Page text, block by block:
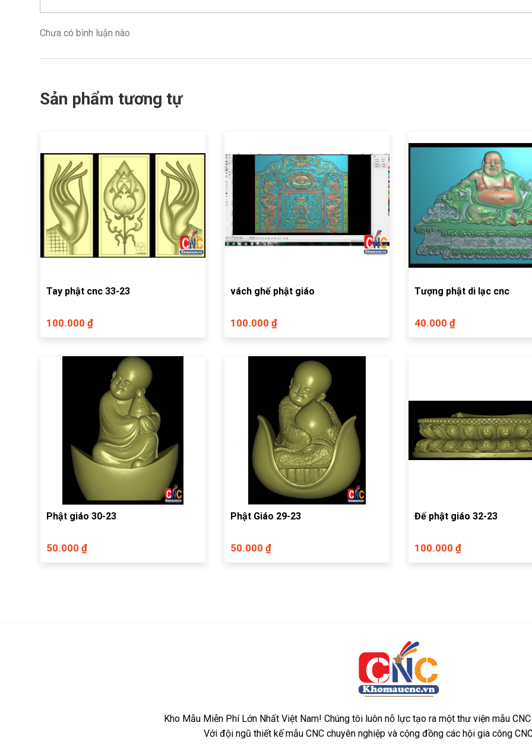
Chưa có bình luận nào
Sản phẩm tương tự
Tay phật cnc 33-23
100.000 ₫
vách ghế phật giáo
100.000 ₫
Tượng phật di lạc cnc
40.000 ₫
Phật giáo 30-23
50.000 ₫
Phật Giáo 29-23
50.000 ₫
Đế phật giáo 32-23
100.000 ₫
Kho Mẫu Miễn Phí Lớn Nhất Việt Nam! Chúng tôi luôn nỗ lực tạo ra một thư viện mẫu
Với đội ngũ thiết kế mẫu CNC chuyên nghiệp và cộng đồng các hội gia công